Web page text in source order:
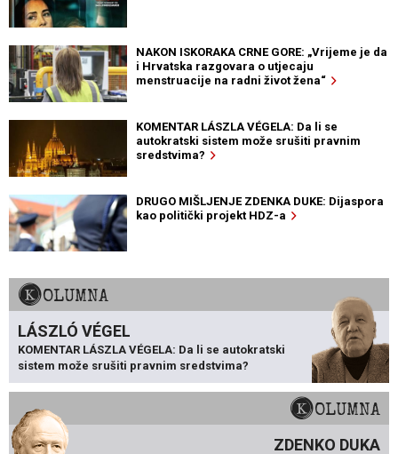
NAKON ISKORAKA CRNE GORE: „Vrijeme je da
i Hrvatska razgovara o utjecaju
menstruacije na radni život žena“
KOMENTAR LÁSZLA VÉGELA: Da li se
autokratski sistem može srušiti pravnim
sredstvima?
DRUGO MIŠLJENJE ZDENKA DUKE: Dijaspora
kao politički projekt HDZ-a
KOLUMNA
LÁSZLÓ VÉGEL
KOMENTAR LÁSZLA VÉGELA: Da li se autokratski
sistem može srušiti pravnim sredstvima?
KOLUMNA
ZDENKO DUKA